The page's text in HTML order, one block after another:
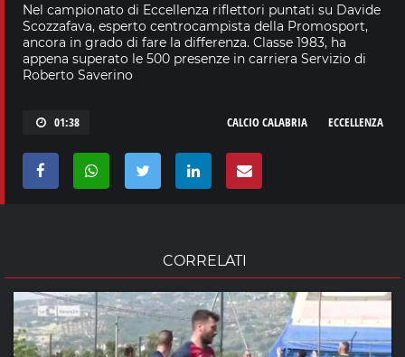
Nel campionato di Eccellenza riflettori puntati su Davide
Scozzafava, esperto centrocampista della Promosport,
ancora in grado di fare la differenza. Classe 1983, ha
appena superato le 500 presenze in carriera Servizio di
Roberto Saverino
01:38 ECCELLENZA
CALCIO CALABRIA
CORRELATI